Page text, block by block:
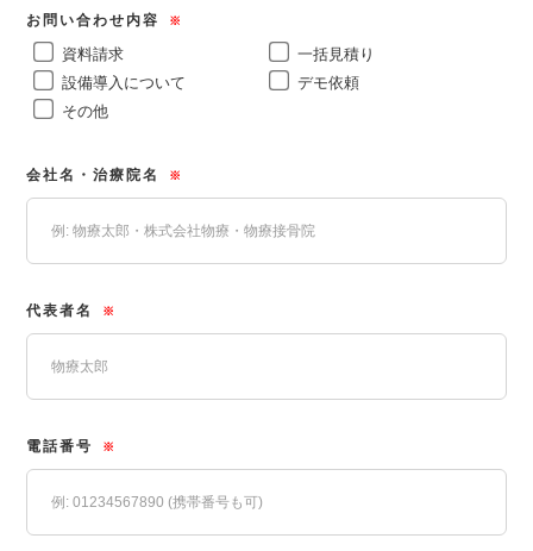
お問い合わせ内容 ※
資料請求
一括見積り
設備導入について
デモ依頼
その他
会社名・治療院名 ※
代表者名 ※
電話番号 ※